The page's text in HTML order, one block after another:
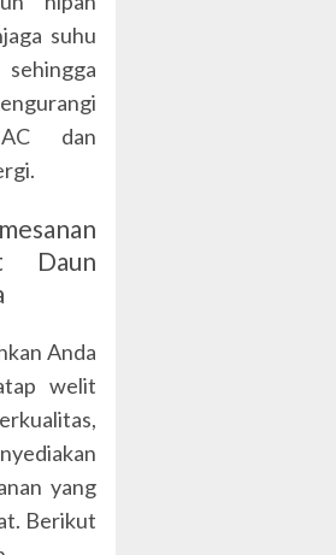
suhu
AC dan
Daun
Anda
welit
yang
Berikut